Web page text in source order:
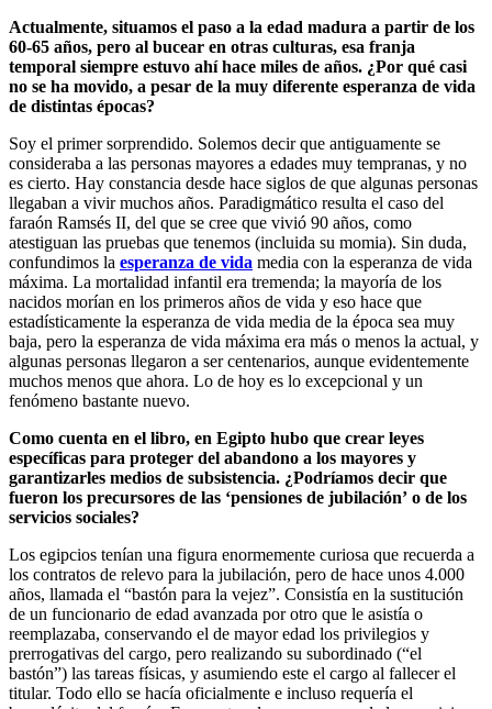
Actualmente, situamos el paso a la edad madura a partir de los
60-65 años, pero al bucear en otras culturas, esa franja
temporal siempre estuvo ahí hace miles de años. ¿Por qué casi
no se ha movido, a pesar de la muy diferente esperanza de vida
de distintas épocas?
Soy el primer sorprendido. Solemos decir que antiguamente se
consideraba a las personas mayores a edades muy tempranas, y no
es cierto. Hay constancia desde hace siglos de que algunas personas
llegaban a vivir muchos años. Paradigmático resulta el caso del
faraón Ramsés II, del que se cree que vivió 90 años, como
atestiguan las pruebas que tenemos (incluida su momia). Sin duda,
confundimos la esperanza de vida media con la esperanza de vida
máxima. La mortalidad infantil era tremenda; la mayoría de los
nacidos morían en los primeros años de vida y eso hace que
estadísticamente la esperanza de vida media de la época sea muy
baja, pero la esperanza de vida máxima era más o menos la actual, y
algunas personas llegaron a ser centenarios, aunque evidentemente
muchos menos que ahora. Lo de hoy es lo excepcional y un
fenómeno bastante nuevo.
Como cuenta en el libro, en Egipto hubo que crear leyes
específicas para proteger del abandono a los mayores y
garantizarles medios de subsistencia. ¿Podríamos decir que
fueron los precursores de las ‘pensiones de jubilación’ o de los
servicios sociales?
Los egipcios tenían una figura enormemente curiosa que recuerda a
los contratos de relevo para la jubilación, pero de hace unos 4.000
años, llamada el “bastón para la vejez”. Consistía en la sustitución
de un funcionario de edad avanzada por otro que le asistía o
reemplazaba, conservando el de mayor edad los privilegios y
prerrogativas del cargo, pero realizando su subordinado (“el
bastón”) las tareas físicas, y asumiendo este el cargo al fallecer el
titular. Todo ello se hacía oficialmente e incluso requería el